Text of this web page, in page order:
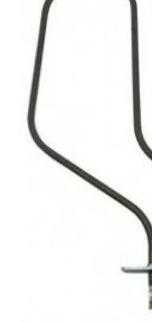
BALAY, 3HB2010N0/01
BALAY, 3HB2010X0/01
BALAY, 3HB2010X0/02
BALAY, 3HB2010X0/11
BALAY, 3HB2010X0/12
BALAY, 3HB2010X0/13
BALAY, 3HB2010X0/14
BALAY, 3HB2010X0/15
BALAY, 3HB2010X0/16
BALAY, 3HB2030X0/01
BALAY, 3HB2030X0/02
BALAY, 3HB2030X0/03
BALAY, 3HB2030X0/04
BALAY, 3HB2030X0/05
BALAY, 3HB2030X0/06
BALAY, 3HB2030X0/08
BALAY, 3HB2030X0/09